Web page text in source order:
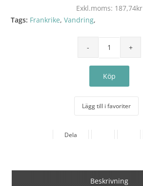
Exkl.moms: 187,74kr
Tags: Frankrike,Vandring,
Lägg till i favoriter
Dela
Beskrivning